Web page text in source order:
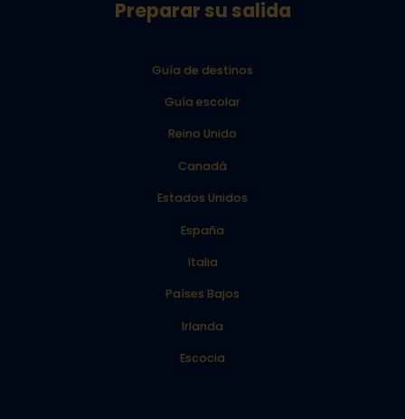
Preparar su salida
Guía de destinos
Guía escolar
Reino Unido
Canadá
Estados Unidos
España
Italia
Países Bajos
Irlanda
Escocia